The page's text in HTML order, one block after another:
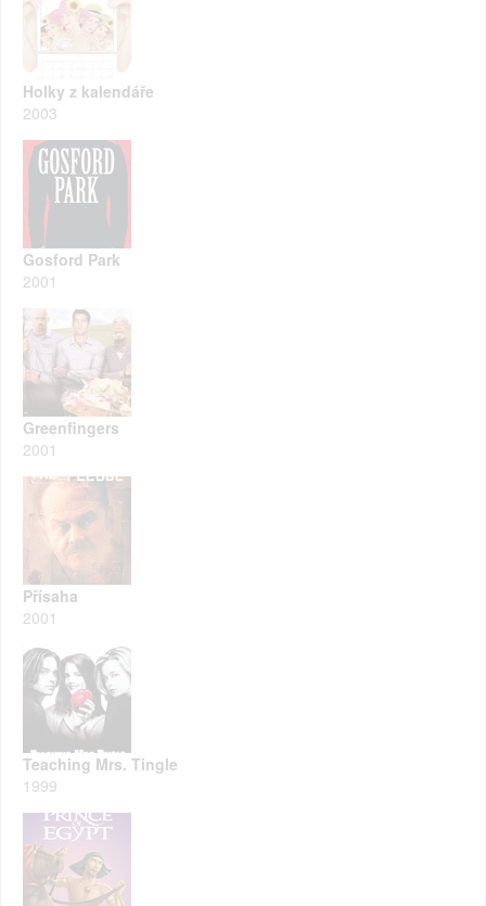
Holky z kalendáře
2003
Gosford Park
2001
Greenfingers
2001
Přísaha
2001
Teaching Mrs. Tingle
1999